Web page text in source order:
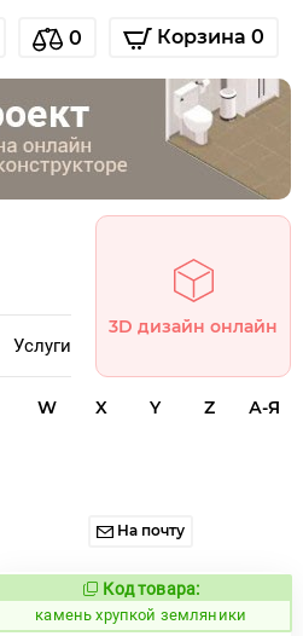
0 Корзина 0
Услуги
3D дизайн онлайн
W X Y Z А-Я
На почту
Код товара:
623656 Код товара:
камень хрупкой земляники